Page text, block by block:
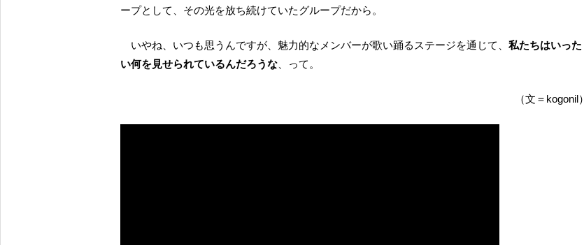
ープとして、その光を放ち続けていたグループだから。
いやね、いつも思うんですが、魅力的なメンバーが歌い踊るステージを通じて、私たちはいった
い何を見せられているんだろうな 、って。
（文＝kogonil）